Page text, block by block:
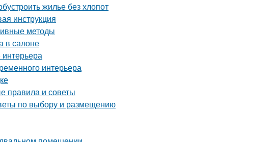
жилье без хлопот
инструкция
методы
в салоне
интерьера
правила и советы
по выбору и размещению